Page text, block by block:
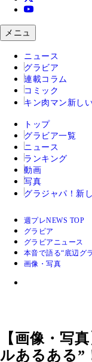
メニュ
ニュース
グラビア
連載コラム
コミック
キン肉マン 新し
トップ
グラビア一覧
ニュース
ランキング
動画
写真
グラジャパ！ 新
週プレNEWS TOP
グラビア
グラビアニュース
本音で語る“底辺グ
画像・写真
【画像・写
ルあるある”